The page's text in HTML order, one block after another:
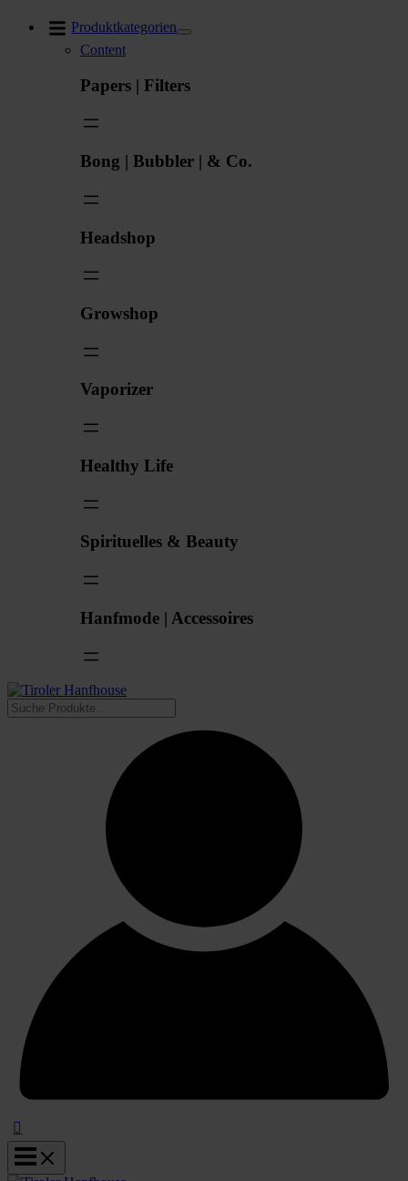
Produktkategorien
Content
Papers | Filters
Bong | Bubbler | & Co.
Headshop
Growshop
Vaporizer
Healthy Life
Spirituelles & Beauty
Hanfmode | Accessoires
Suchen